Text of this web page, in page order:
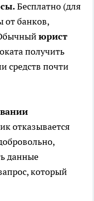
Бесплатно (для
от банков,
юрист
получить
средств почти
отказывается
данные
который